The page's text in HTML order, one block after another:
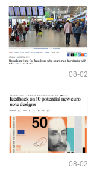
08-02
08-02